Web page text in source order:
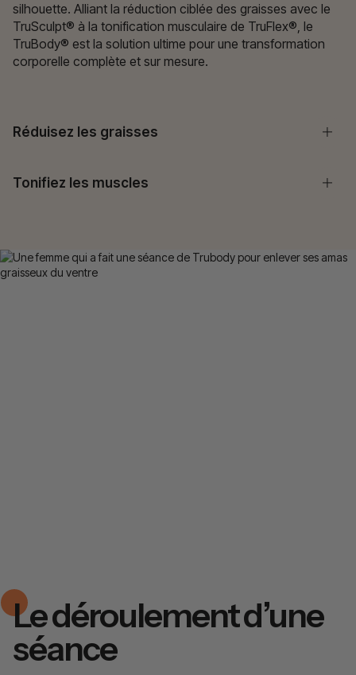
silhouette. Alliant la réduction ciblée des graisses avec le
TruSculpt® à la tonification musculaire de TruFlex®, le
TruBody® est la solution ultime pour une transformation
corporelle complète et sur mesure.
Réduisez les graisses
Tonifiez les muscles
Le déroulement d’une
séance